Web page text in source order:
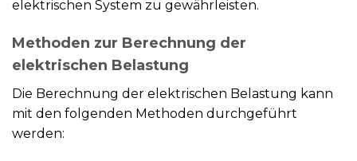
elektrischen System zu gewährleisten.
Methoden zur Berechnung der
elektrischen Belastung
Die Berechnung der elektrischen Belastung kann
mit den folgenden Methoden durchgeführt
werden: